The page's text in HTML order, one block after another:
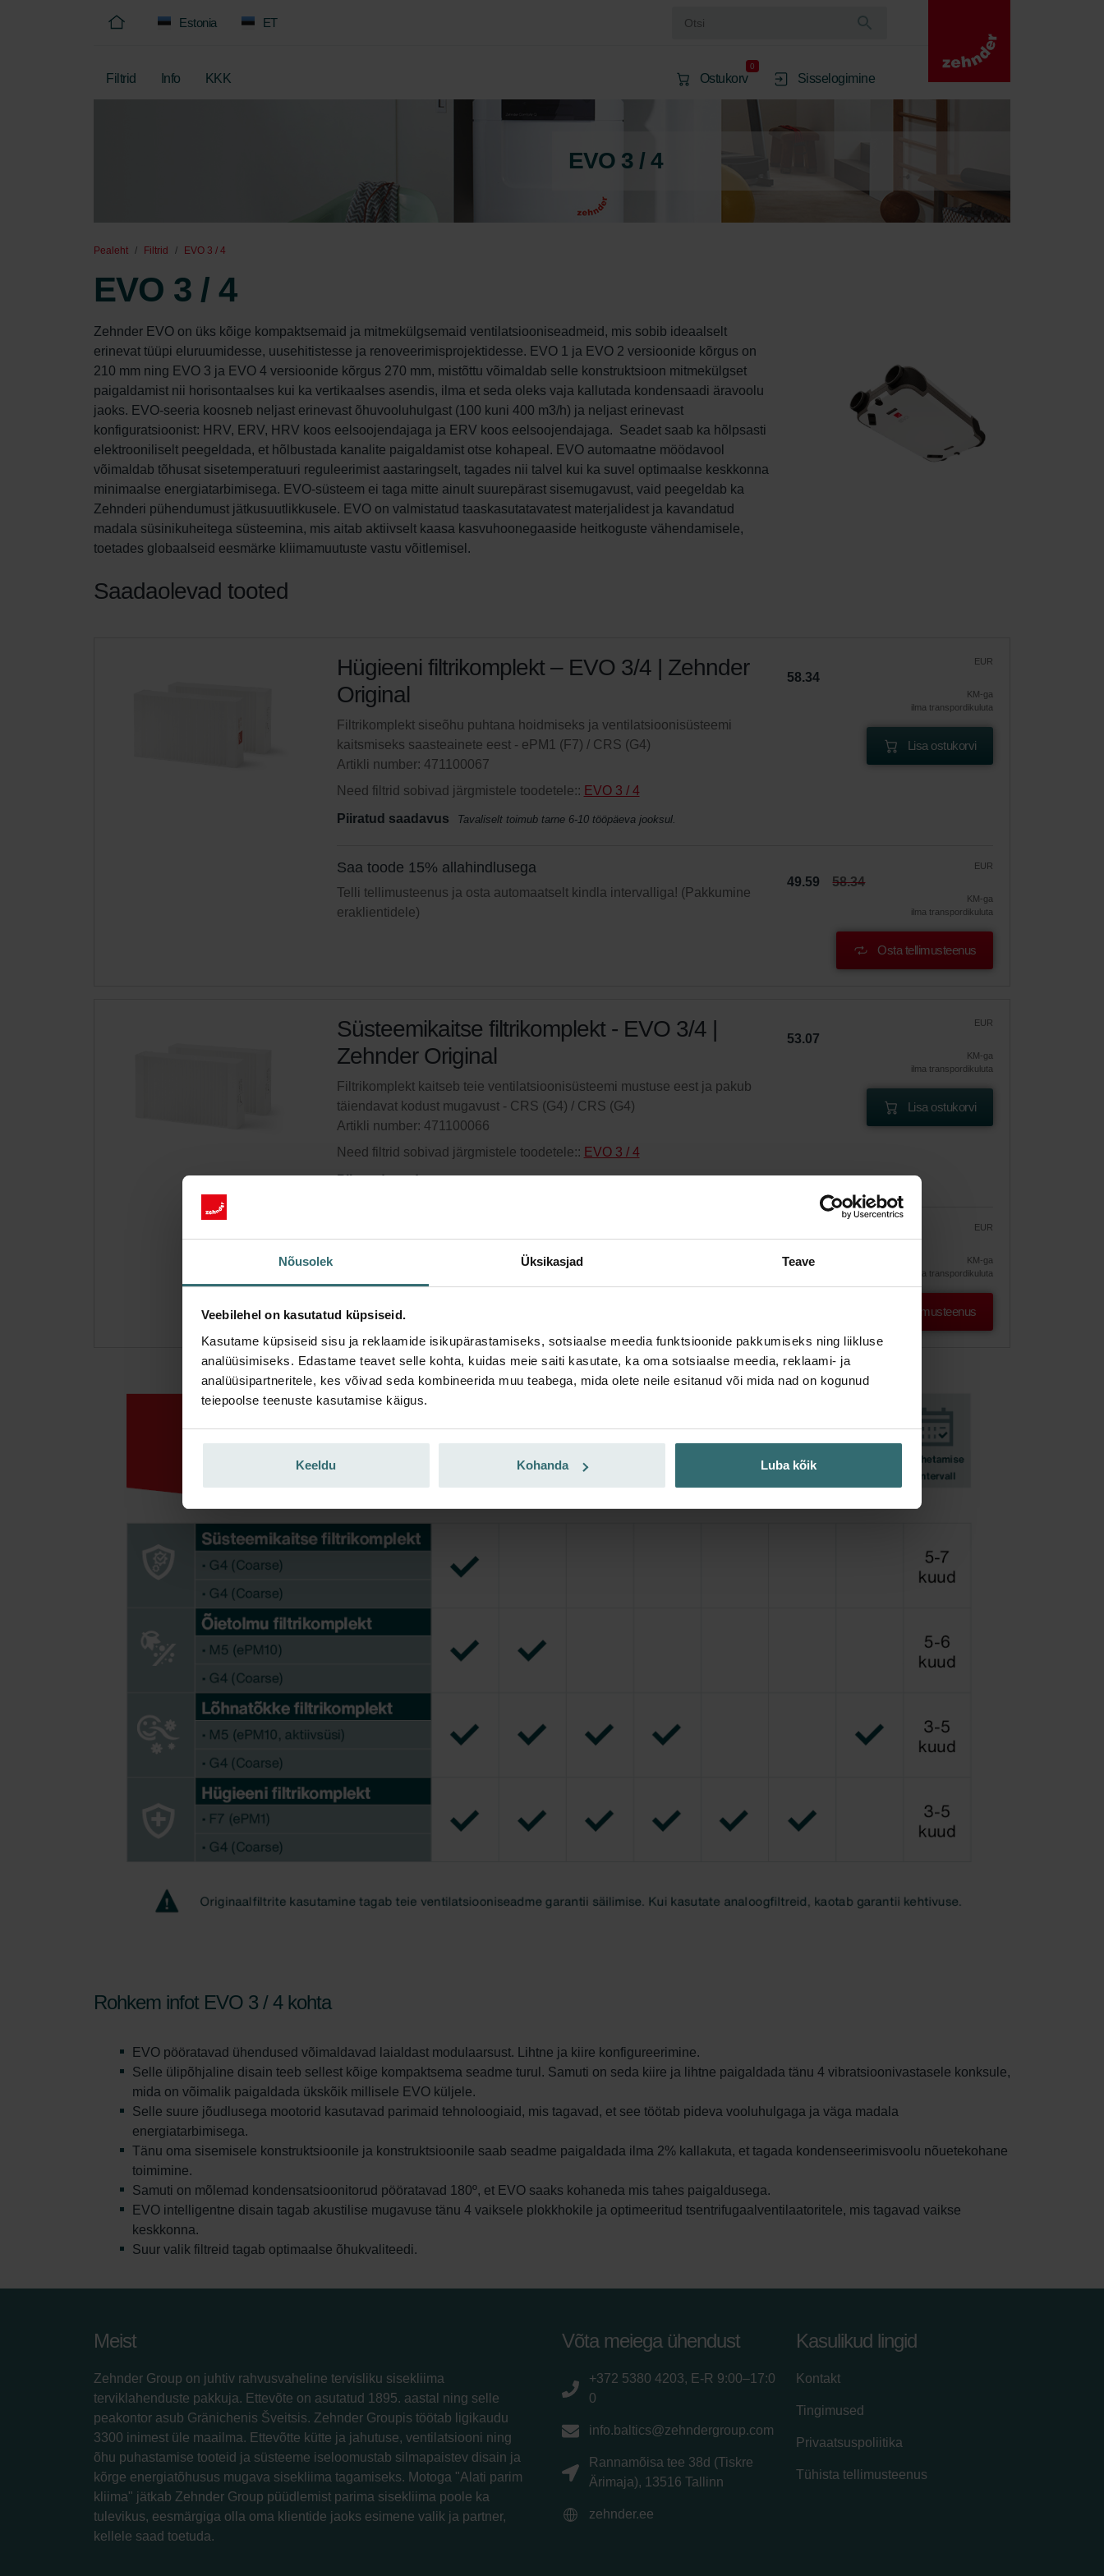
Nõusolek Üksikasjad Teave
Veebilehel on kasutatud küpsiseid.
Kasutame küpsiseid sisu ja reklaamide isikupärastamiseks, sotsiaalse meedia funktsioonide pakkumiseks ning liikluse
analüüsimiseks. Edastame teavet selle kohta, kuidas meie saiti kasutate, ka oma sotsiaalse meedia, reklaami- ja
analüüsipartneritele, kes võivad seda kombineerida muu teabega, mida olete neile esitanud või mida nad on kogunud
teiepoolse teenuste kasutamise käigus.
Keeldu Kohanda Luba kõik
Estonia ET
Filtrid Info KKK Ostukorv
0
Sisselogimine
EVO 3 / 4
Pealeht Filtrid EVO 3 / 4
EVO 3 / 4
Zehnder EVO on üks kõige kompaktsemaid ja mitmekülgsemaid ventilatsiooniseadmeid, mis sobib ideaalselt
erinevat tüüpi eluruumidesse, uusehitistesse ja renoveerimisprojektidesse. EVO 1 ja EVO 2 versioonide kõrgus on
210 mm ning EVO 3 ja EVO 4 versioonide kõrgus 270 mm, mistõttu võimaldab selle konstruktsioon mitmekülgset
paigaldamist nii horisontaalses kui ka vertikaalses asendis, ilma et seda oleks vaja kallutada kondensaadi äravoolu
jaoks. EVO-seeria koosneb neljast erinevast õhuvooluhulgast (100 kuni 400 m3/h) ja neljast erinevast
konfiguratsioonist: HRV, ERV, HRV koos eelsoojendajaga ja ERV koos eelsoojendajaga.  Seadet saab ka hõlpsasti
elektrooniliselt peegeldada, et hõlbustada kanalite paigaldamist otse kohapeal. EVO automaatne möödavool
võimaldab tõhusat sisetemperatuuri reguleerimist aastaringselt, tagades nii talvel kui ka suvel optimaalse keskkonna
minimaalse energiatarbimisega. EVO-süsteem ei taga mitte ainult suurepärast sisemugavust, vaid peegeldab ka
Zehnderi pühendumust jätkusuutlikkusele. EVO on valmistatud taaskasutatavatest materjalidest ja kavandatud
madala süsinikuheitega süsteemina, mis aitab aktiivselt kaasa kasvuhoonegaaside heitkoguste vähendamisele,
toetades globaalseid eesmärke kliimamuutuste vastu võitlemisel.
Saadaolevad tooted
Hügieeni filtrikomplekt – EVO 3/4 | Zehnder
Original
Filtrikomplekt siseõhu puhtana hoidmiseks ja ventilatsioonisüsteemi
kaitsmiseks saasteainete eest - ePM1 (F7) / CRS (G4)
Artikli number: 471100067
Need filtrid sobivad järgmistele toodetele:: EVO 3 / 4
Piiratud saadavus
Tavaliselt toimub tarne 6-10 tööpäeva jooksul.
EUR
58.34
KM-ga
ilma transpordikuluta
Lisa ostukorvi
Saa toode 15% allahindlusega
Telli tellimusteenus ja osta automaatselt kindla intervalliga! (Pakkumine
eraklientidele)
EUR
49.59 58.34
KM-ga
ilma transpordikuluta
Osta tellimusteenus
Süsteemikaitse filtrikomplekt - EVO 3/4 |
Zehnder Original
Filtrikomplekt kaitseb teie ventilatsioonisüsteemi mustuse eest ja pakub
täiendavat kodust mugavust - CRS (G4) / CRS (G4)
Artikli number: 471100066
Need filtrid sobivad järgmistele toodetele:: EVO 3 / 4
Piiratud saadavus
EUR
53.07
KM-ga
ilma transpordikuluta
Lisa ostukorvi
Telli tellimusteenus ja osta automaatselt kindla intervalliga! (Pakkumine
EUR
45.11 53.07
KM-ga
ilma transpordikuluta
Osta tellimusteenus
Rohkem infot EVO 3 / 4 kohta
EVO pööratavad ühendused võimaldavad laialdast modulaarsust. Lihtne ja kiire konfigureerimine.
Selle ülipõhjaline disain teeb sellest kõige kompaktsema seadme turul. Samuti on seda kiire ja lihtne paigaldada tänu 4 vibratsioonivastasele konksule,
mida on võimalik paigaldada ükskõik millisele EVO küljele.
Selle suure jõudlusega mootorid kasutavad parimaid tehnoloogiaid, mis tagavad, et see töötab pideva vooluhulgaga ja väga madala
energiatarbimisega.
Tänu oma sisemisele konstruktsioonile ja konstruktsioonile saab seadme paigaldada ilma 2% kallakuta, et tagada kondenseerimisvoolu nõuetekohane
toimimine.
Samuti on mõlemad kondensatsioonitorud pööratavad 180º, et EVO saaks kohaneda mis tahes paigaldusega.
EVO intelligentne disain tagab akustilise mugavuse tänu 4 vaiksele plokkhokile ja optimeeritud tsentrifugaalventilaatoritele, mis tagavad vaikse
keskkonna.
Suur valik filtreid tagab optimaalse õhukvaliteedi.
Meist
Zehnder Group on juhtiv rahvusvaheline tervisliku sisekliima
terviklahenduste pakkuja. Ettevõte on asutatud 1895. aastal ning selle
peakontor asub Gränichenis Šveitsis. Zehnder Groupis töötab ligikaudu
3300 inimest üle maailma. Ettevõtte kütte ja jahutuse, ventilatsiooni ning
õhu puhastamise tooteid ja süsteeme iseloomustab silmapaistev disain ja
kõrge energiatõhusus mugava sisekliima tagamiseks. Motoga "Alati parim
kliima" jätkab Zehnder Group püüdlemist parima sisekliima poole ka
tulevikus, eesmärgiga olla oma klientide jaoks esimene valik ja partner,
kellele saad toetuda.
Võta meiega ühendust
+372 5380 4203, E-R 9:00–17:0
0
info.baltics@zehndergroup.com
Rannamõisa tee 38d (Tiskre
Ärimaja), 13516 Tallinn
zehnder.ee
Kasulikud lingid
Kontakt
Tingimused
Privaatsuspoliitika
Tühista tellimusteenus